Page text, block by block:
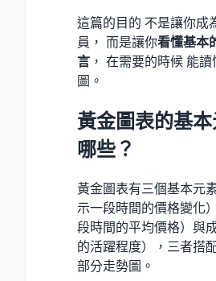
這篇的目的 不是讓你成
員， 而是讓你看懂基本
言 ， 在需要的時候 能
圖。
黃金圖表的基
哪些？
黃金圖表有三個基本元
示一段時間的價格變化
段時間的平均價格）與
的活躍程度），三者搭
部分走勢圖。